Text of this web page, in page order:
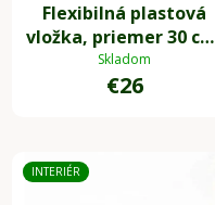
Flexibilná plastová
vložka, priemer 30 cm,
výška 22 cm, 1 kus
Skladom
€26
INTERIÉR